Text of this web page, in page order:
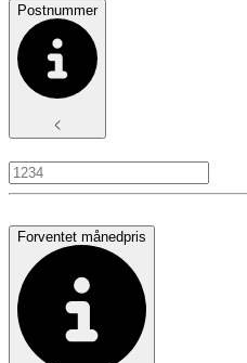
Postnummer
Forventet månedpris